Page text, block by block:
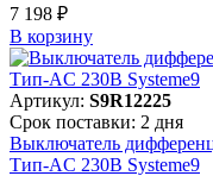
7 198 ₽
В корзинy
Артикул: S9R12225
Срок поставки: 2 дня
Выключатель
Тип-AC 230В Systeme9